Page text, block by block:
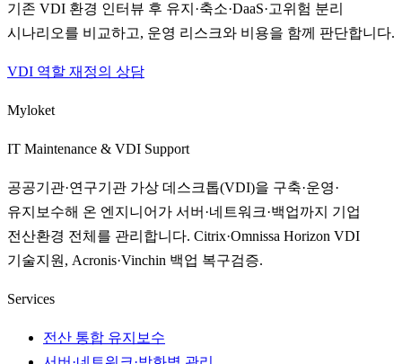
기존 VDI 환경 인터뷰 후 유지·축소·DaaS·고위험 분리
시나리오를 비교하고, 운영 리스크와 비용을 함께 판단합니다.
VDI 역할 재정의 상담
Myloket
IT Maintenance & VDI Support
공공기관·연구기관 가상 데스크톱(VDI)을 구축·운영·
유지보수해 온 엔지니어가 서버·네트워크·백업까지 기업
전산환경 전체를 관리합니다. Citrix·Omnissa Horizon VDI
기술지원, Acronis·Vinchin 백업 복구검증.
Services
전산 통합 유지보수